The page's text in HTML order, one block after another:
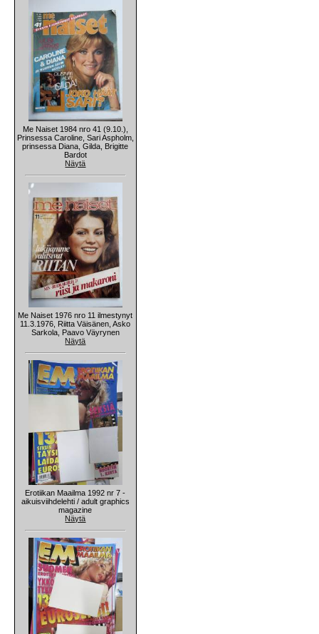
Me Naiset 1984 nro 41 (9.10.),
Prinsessa Caroline, Sari Aspholm,
prinsessa Diana, Gilda, Brigitte
Bardot
Näytä
Me Naiset 1976 nro 11 ilmestynyt
11.3.1976, Riitta Väisänen, Asko
Sarkola, Paavo Väyrynen
Näytä
Erotiikan Maailma 1992 nr 7 -
aikuisviihdelehti / adult graphics
magazine
Näytä